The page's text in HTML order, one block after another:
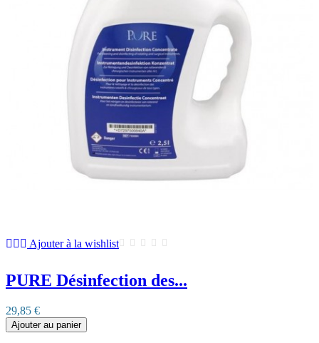
Ajouter à la wishlist
PURE Désinfection des...
29,85 €
Ajouter au panier